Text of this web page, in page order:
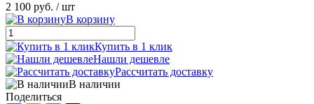
2 100 руб. / шт
В корзину
Купить в 1 клик
Нашли дешевле
Рассчитать доставку
В наличии
Поделиться